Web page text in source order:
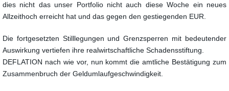
dies nicht das unser Portfolio nicht auch diese Woche ein neues
Allzeithoch erreicht hat und das gegen den gestiegenden EUR.
Die fortgesetzten Stilllegungen und Grenzsperren mit bedeutender
Auswirkung vertiefen ihre realwirtschaftliche Schadensstiftung.
DEFLATION nach wie vor, nun kommt die amtliche Bestätigung zum
Zusammenbruch der Geldumlaufgeschwindigkeit.